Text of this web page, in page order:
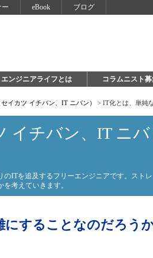
ー eBook ブログ
エンジニアライフとは コラムニスト
イカツ イチバン、IT ニバン） > IT化とは、単純
イチバン、IT ニバ
ITを追及するフリーエンジニアです。ストレ
考えていきます。
することなのだろう